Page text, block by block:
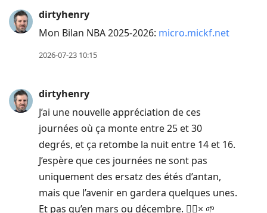
dirtyhenry
Mon Bilan NBA 2025-2026: micro.mickf.net
2026-07-23 10:15
dirtyhenry
J’ai une nouvelle appréciation de ces
journées où ça monte entre 25 et 30
degrés, et ça retombe la nuit entre 14 et 16.
J’espère que ces journées ne sont pas
uniquement des ersatz des étés d’antan,
mais que l’avenir en gardera quelques unes.
Et pas qu’en mars ou décembre. 🧘‍♂️× 🌱